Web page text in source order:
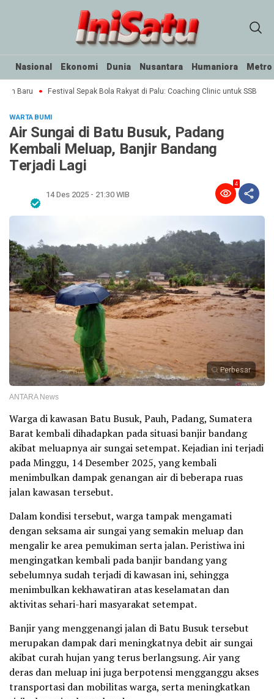
Nasional Ekonomi Dunia Nusantara Humaniora Metro
Baru Festival Sepak Bola Rakyat di Palu: Coaching Clinic untuk SSB
WARTA BUMI
Air Sungai di Batu Busuk, Padang
Kembali Meluap, Banjir Bandang
Terjadi Lagi
14 Des 2025 - 21:30 WIB
4
Perbesar
ANTARA News
Warga di kawasan Batu Busuk, Pauh, Padang, Sumatera
Barat kembali dihadapkan pada situasi banjir bandang
akibat meluapnya air sungai setempat. Kejadian ini terjadi
pada Minggu, 14 Desember 2025, yang kembali
menimbulkan dampak genangan air di beberapa ruas
jalan kawasan tersebut.
Dalam kondisi tersebut, warga tampak mengamati
dengan seksama air sungai yang semakin meluap dan
mengalir ke area pemukiman serta jalan. Peristiwa ini
mengingatkan kembali pada banjir bandang yang
sebelumnya sudah terjadi di kawasan ini, sehingga
menimbulkan kekhawatiran atas keselamatan dan
aktivitas sehari-hari masyarakat setempat.
Banjir yang menggenangi jalan di Batu Busuk tersebut
merupakan dampak dari meningkatnya debit air sungai
akibat curah hujan yang terus berlangsung. Air yang
deras dan meluap ini juga berpotensi mengganggu akses
transportasi dan mobilitas warga, serta meningkatkan